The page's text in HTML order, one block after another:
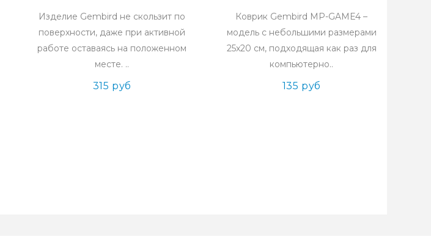
Изделие Gembird не скользит по
поверхности, даже при активной
работе оставаясь на положенном
месте. ..
315 руб
Коврик Gembird MP-GAME4 –
модель с небольшими размерами
25x20 см, подходящая как раз для
компьютерно..
135 руб